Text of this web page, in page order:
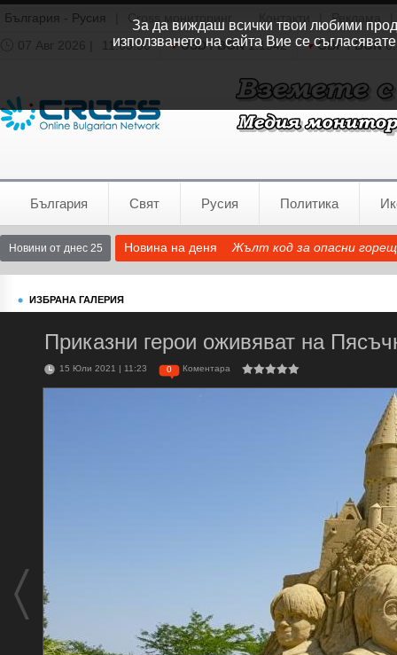
България - Русия Cross мониторинг Реклама
07 Авг 2026 |
11:03:31 USD / BGN1.1542 GBP / BGN
България Свят Русия Политика
Новини от днес 25 Новина на деня Жълт код за опасни
ИЗБРАНА ГАЛЕРИЯ
Приказни герои оживяват на
15 Юли 2021 | 11:23 0 Коментара
За да виждаш всички твои любими
използването на сайта Вие се